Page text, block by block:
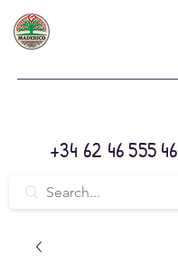
+34 62 46 555 46